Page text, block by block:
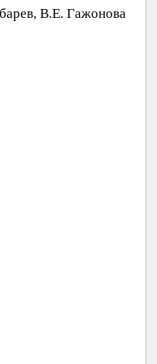
В.Е. Гaжoнoва